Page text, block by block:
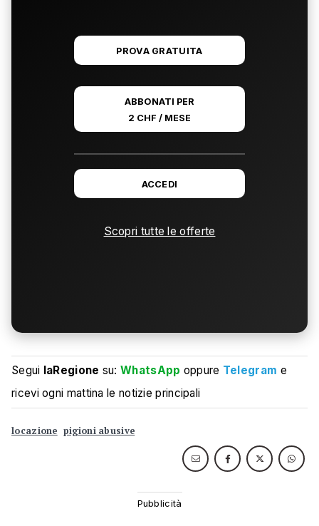
PROVA GRATUITA
ABBONATI PER
2 CHF / MESE
ACCEDI
Scopri tutte le offerte
Segui laRegione su:WhatsApp oppure Telegram e
ricevi ogni mattina le notizie principali
locazione pigioni abusive